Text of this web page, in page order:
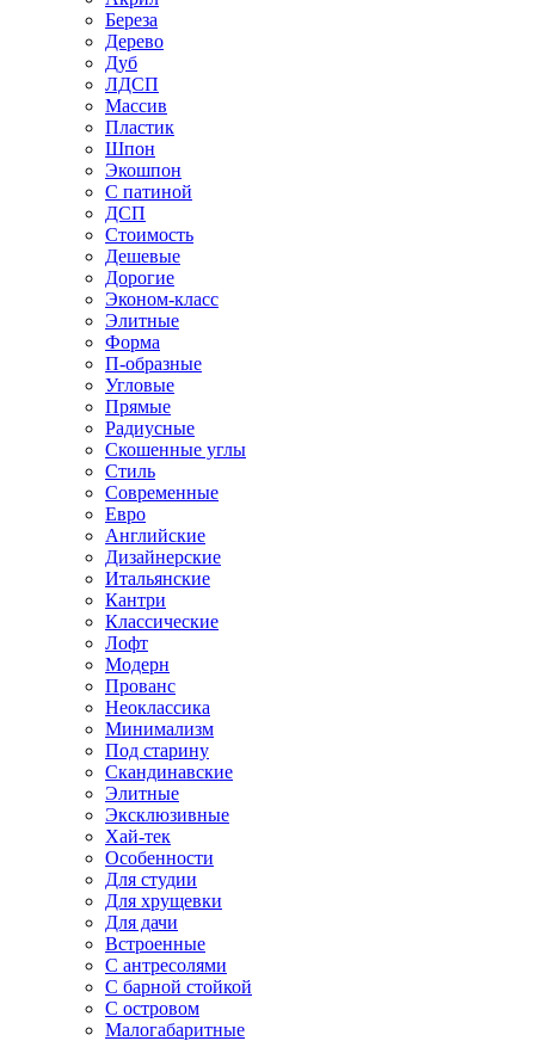
Береза
Дерево
Дуб
ЛДСП
Массив
Пластик
Шпон
Экошпон
С патиной
ДСП
Стоимость
Дешевые
Дорогие
Эконом-класс
Элитные
Форма
П-образные
Угловые
Прямые
Радиусные
Скошенные углы
Стиль
Современные
Евро
Английские
Дизайнерские
Итальянские
Кантри
Классические
Лофт
Модерн
Прованс
Неоклассика
Минимализм
Под старину
Скандинавские
Элитные
Эксклюзивные
Хай-тек
Особенности
Для студии
Для хрущевки
Для дачи
Встроенные
С антресолями
С барной стойкой
С островом
Малогабаритные